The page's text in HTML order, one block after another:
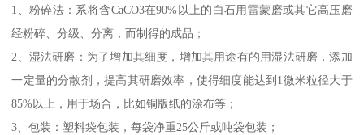
1、粉碎法：系将含CaCO3在90%以上的白石用雷蒙磨或其它高压磨
经粉碎、分级、分离，而制得的成品；
2、湿法研磨：为了增加其细度，增加其用途有的用湿法研磨，添加
一定量的分散剂，提高其研磨效率，使得细度能达到1微米粒径大于
85%以上，用于场合，比如铜版纸的涂布等；
3、包装：塑料袋包装，每袋净重25公斤或吨袋包装；